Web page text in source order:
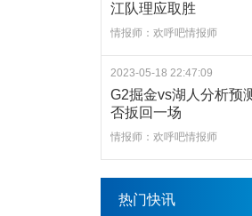
江队理应取胜
情报师：欢呼吧情报师
2023-05-18 22:47:09
G2掘金vs湖人分析预测 湖人
否扳回一场
情报师：欢呼吧情报师
热门快讯